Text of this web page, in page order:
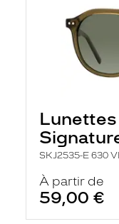
SKJ2535-E 630
À partir de
59,00 €